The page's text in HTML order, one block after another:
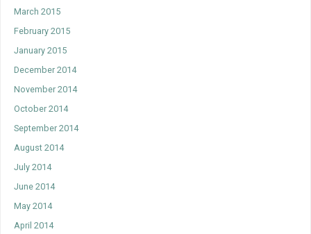
March 2015
February 2015
January 2015
December 2014
November 2014
October 2014
September 2014
August 2014
July 2014
June 2014
May 2014
April 2014